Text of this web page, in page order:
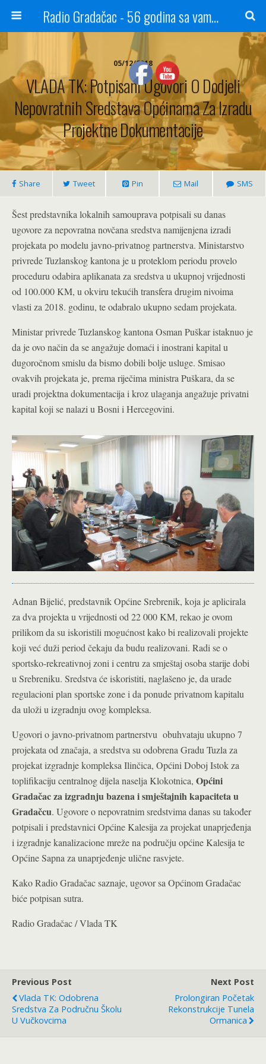
Radio Gradačac - 56 godina sa vama...
05/12/2018
VLADA TK: Potpisani Ugovori O Dodjeli
Nepovratnih Sredstava Općinama Za Izradu
Projektne Dokumentacije
Share Tweet Pin Mail SMS
Šest predstavnika lokalnih samouprava potpisali su danas
ugovore za nepovratna novčana sredstva namijenjena izradi
projekata po modelu javno-privatnog partnerstva. Ministarstvo
privrede Tuzlanskog kantona je u proteklom periodu provelo
proceduru odabira aplikanata za sredstva u ukupnoj vrijednosti
od 100.000 KM, u okviru tekućih transfera drugim nivoima
vlasti za 2018. godinu, te odabralo ukupno sedam projekata.
Ministar privrede Tuzlanskog kantona Osman Puškar istaknuo je
da je ovo način da se angažuje domaći i inostrani kapital u
dugoročnom smislu da bismo dobili bolje usluge. Smisao
ovakvih projekata je, prema riječima ministra Puškara, da se
uradi projektna dokumentacija i kroz ulaganja angažuje privatni
kapital koji se nalazi u Bosni i Hercegovini.
Adnan Bijelić, predstavnik Općine Srebrenik, koja je aplicirala
za dva projekta u vrijednosti od 22 000 KM, rekao je ovom
prilikom da su iskoristili mogućnost kako bi realizovali projekte
koji već duži period čekaju da budu realizovani. Radi se o
sportsko-rekreativnoj zoni i centru za smještaj osoba starije dobi
u Srebreniku. Sredstva će iskoristiti, naglašeno je, da urade
regulacioni plan sportske zone i da ponude privatnom kapitalu
da uloži u izgradnju ovog kompleksa.
Ugovori o javno-privatnom partnerstvu obuhvataju ukupno 7
projekata od značaja, a sredstva su odobrena Gradu Tuzla za
projekat izgradnje kompleksa Ilinčica, Općini Doboj Istok za
toplifikaciju centralnog dijela naselja Klokotnica, Općini
Gradačac za izgradnju bazena i smještajnih kapaciteta u
Gradačcu. Ugovore o nepovratnim sredstvima danas su također
potpisali i predstavnici Općine Kalesija za projekat unaprjeđenja
i izgradnje kanalizacione mreže na području općine Kalesija te
Općine Sapna za unaprjeđenje ulične rasvjete.
Kako Radio Gradačac saznaje, ugovor sa Općinom Gradačac
biće potpisan sutra.
Radio Gradačac / Vlada TK
Previous Post
Vlada TK: Odobrena
Sredstva Za Područnu Školu
U Vučkovcima
Next Post
Prolongiran Početak
Rekonstrukcije Tunela
Ormanica